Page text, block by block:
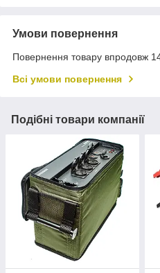
Умови повернення
Повернення товару впродовж
Всі умови повернення
Подібні товари компанії